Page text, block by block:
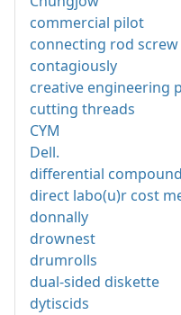
commercial pilot
connecting rod screw
contagiously
creative engineering
cutting threads
CYM
Dell.
differential
direct labo(u)r cost
donnally
drownest
drumrolls
dual-sided diskette
dytiscids